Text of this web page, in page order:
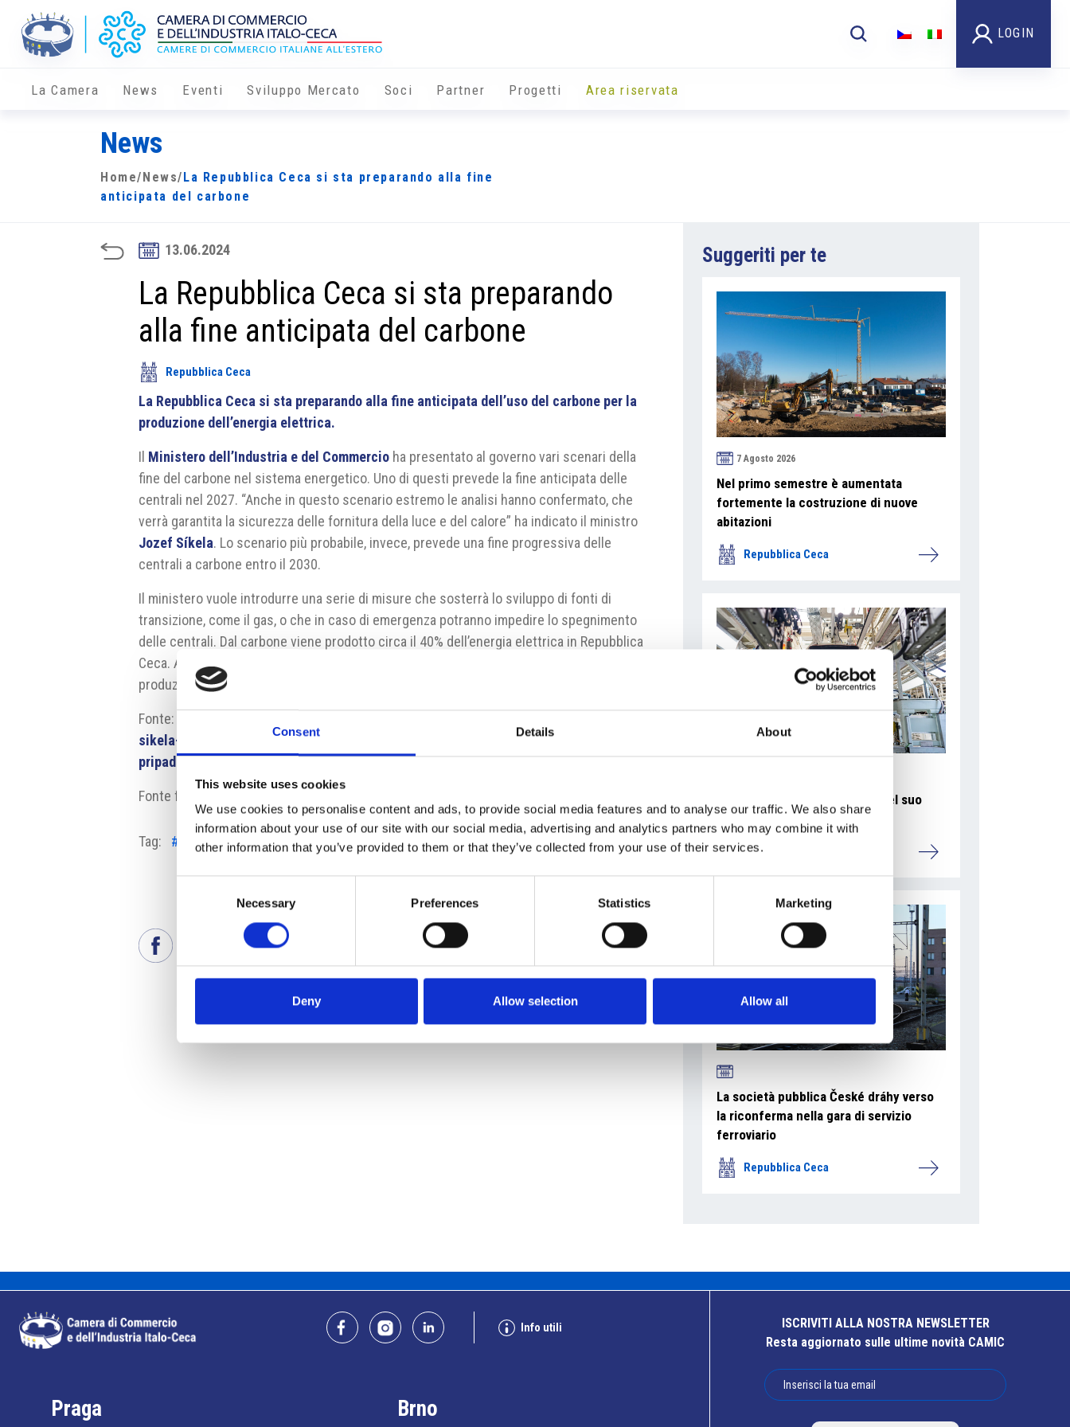
Consent Details About
This website uses cookies
We use cookies to personalise content and ads, to provide social media features and to analyse our traffic. We also share
information about your use of our site with our social media, advertising and analytics partners who may combine it with
other information that you’ve provided to them or that they’ve collected from your use of their services.
Necessary Preferences Statistics Marketing
Deny Allow selection Allow all
LOGIN
La Camera News Eventi Sviluppo Mercato Soci Partner Progetti Area riservata
News
Home/ News/ La Repubblica Ceca si sta preparando alla fine
anticipata del carbone
13.06.2024
La Repubblica Ceca si sta preparando
alla fine anticipata del carbone
Repubblica Ceca
La Repubblica Ceca si sta preparando alla fine anticipata dell’uso del carbone per la
produzione dell’energia elettrica.
Il Ministero dell’Industria e del Commercio ha presentato al governo vari scenari della
fine del carbone nel sistema energetico. Uno di questi prevede la fine anticipata delle
centrali nel 2027. “Anche in questo scenario estremo le analisi hanno confermato, che
verrà garantita la sicurezza delle fornitura della luce e del calore” ha indicato il ministro
Jozef Síkela. Lo scenario più probabile, invece, prevede una fine progressiva delle
centrali a carbone entro il 2030.
Il ministero vuole introdurre una serie di misure che sosterrà lo sviluppo di fonti di
transizione, come il gas, o che in caso di emergenza potranno impedire lo spegnimento
delle centrali. Dal carbone viene prodotto circa il 40% dell’energia elettrica in Repubblica
Ceca. A causa dei rialzi dei prezzi dei permessi a emettere la CO2 tuttavia questa
produzione sta diventando poco redditizia.
Fonte:
sikela-informoval-vladu-o-opatrenich-pro-zajisteni-bezpecnosti-dodavek-i-pro-
pripad-rychleho-utlumu-uhelnych-zdroju–281554/
Fonte fotografia: Sev.En
Tag: #Decarbonizzazione #energia
#Jozef
#Ministero
#Repubblica
Suggeriti per te
7 Agosto 2026
Nel primo semestre è aumentata
fortemente la costruzione di nuove
abitazioni
Repubblica Ceca
La Škoda avvia la produzione del suo
SUV Peaq
Repubblica Ceca
La società pubblica České dráhy verso
la riconferma nella gara di servizio
ferroviario
Repubblica Ceca
Info utili
Praga Brno
ISCRIVITI ALLA NOSTRA NEWSLETTER
Resta aggiornato sulle ultime novità CAMIC